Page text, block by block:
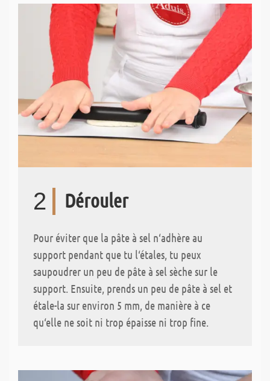
2 Dérouler
Pour éviter que la pâte à sel n‘adhère au
support pendant que tu l‘étales, tu peux
saupoudrer un peu de pâte à sel sèche sur le
support. Ensuite, prends un peu de pâte à sel et
étale-la sur environ 5 mm, de manière à ce
qu‘elle ne soit ni trop épaisse ni trop fine.